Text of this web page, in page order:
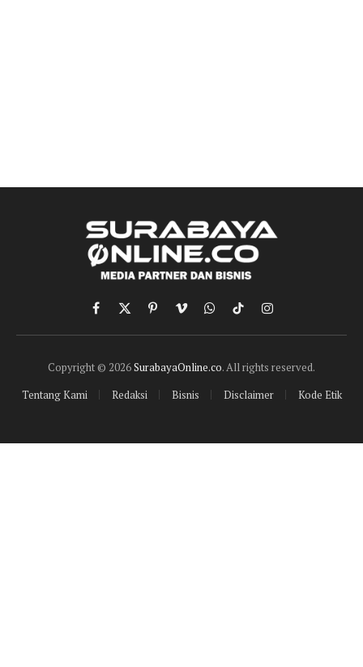
Facebook
X
(Twitter)
PinterestVimeoWhatsApp
TikTokInstagram
Copyright © 2026SurabayaOnline.co. All rights reserved.
Tentang Kami
Redaksi Bisnis Disclaimer Kode Etik